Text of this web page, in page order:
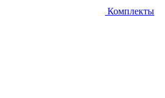
Комплекты